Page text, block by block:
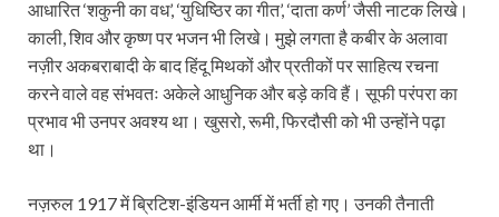
आधारित ‘शकुनी का वध’, ‘युधिष्ठिर का गीत’, ‘दाता कर्ण’ जैसी नाटक लिखे।
काली, शिव और कृष्ण पर भजन भी लिखे। मुझे लगता है कबीर के अलावा
नज़ीर अकबराबादी के बाद हिंदू मिथकों और प्रतीकों पर साहित्य रचना
करने वाले वह संभवतः अकेले आधुनिक और बड़े कवि हैं। सूफी परंपरा का
प्रभाव भी उनपर अवश्य था। खुसरो, रूमी, फिरदौसी को भी उन्होंने पढ़ा
था।
नज़रुल 1917 में ब्रिटिश-इंडियन आर्मी में भर्ती हो गए। उनकी तैनाती